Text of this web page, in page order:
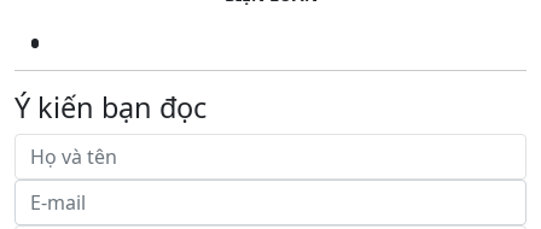
Ý kiến bạn đọc